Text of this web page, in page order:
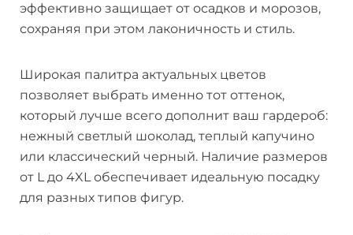
эффективно защищает от осадков и морозов,
сохраняя при этом лаконичность и стиль.
Широкая палитра актуальных цветов
позволяет выбрать именно тот оттенок,
который лучше всего дополнит ваш гардероб:
нежный светлый шоколад, теплый капучино
или классический черный. Наличие размеров
от L до 4XL обеспечивает идеальную посадку
для разных типов фигур.